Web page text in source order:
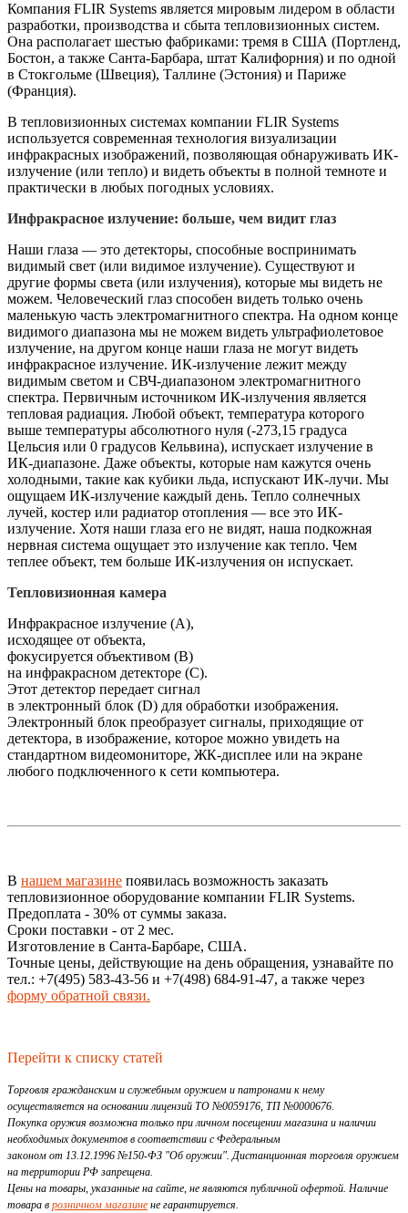
Компания FLIR Systems является мировым лидером в области
разработки, производства и сбыта тепловизионных систем.
Она располагает шестью фабриками: тремя в США (Портленд,
Бостон, а также Санта-Барбара, штат Калифорния) и по одной
в Стокгольме (Швеция), Таллине (Эстония) и Париже
(Франция).
В тепловизионных системах компании FLIR Systems
используется современная технология визуализации
инфракрасных изображений, позволяющая обнаруживать ИК-
излучение (или тепло) и видеть объекты в полной темноте и
практически в любых погодных условиях.
Инфракрасное излучение: больше, чем видит глаз
Наши глаза — это детекторы, способные воспринимать
видимый свет (или видимое излучение). Существуют и
другие формы света (или излучения), которые мы видеть не
можем. Человеческий глаз способен видеть только очень
маленькую часть электромагнитного спектра. На одном конце
видимого диапазона мы не можем видеть ультрафиолетовое
излучение, на другом конце наши глаза не могут видеть
инфракрасное излучение. ИК-излучение лежит между
видимым светом и СВЧ-диапазоном электромагнитного
спектра. Первичным источником ИК-излучения является
тепловая радиация. Любой объект, температура которого
выше температуры абсолютного нуля (-273,15 градуса
Цельсия или 0 градусов Кельвина), испускает излучение в
ИК-диапазоне. Даже объекты, которые нам кажутся очень
холодными, такие как кубики льда, испускают ИК-лучи. Мы
ощущаем ИК-излучение каждый день. Тепло солнечных
лучей, костер или радиатор отопления — все это ИК-
излучение. Хотя наши глаза его не видят, наша подкожная
нервная система ощущает это излучение как тепло. Чем
теплее объект, тем больше ИК-излучения он испускает.
Тепловизионная камера
Инфракрасное излучение (A),
исходящее от объекта,
фокусируется объективом (B)
на инфракрасном детекторе (C).
Этот детектор передает сигнал
в электронный блок (D) для обработки изображения.
Электронный блок преобразует сигналы, приходящие от
детектора, в изображение, которое можно увидеть на
стандартном видеомониторе, ЖК-дисплее или на экране
любого подключенного к сети компьютера.
В нашем магазине появилась возможность заказать
тепловизионное оборудование компании FLIR Systems.
Предоплата - 30% от суммы заказа.
Сроки поставки - от 2 мес.
Изготовление в Санта-Барбаре, США.
Точные цены, действующие на день обращения, узнавайте по
тел.: +7(495) 583-43-56 и +7(498) 684-91-47, а также через
форму обратной связи.
Перейти к списку статей
Торговля гражданским и служебным оружием и патронами к нему
осуществляется на основании лицензий ТО №0059176, ТП №0000676.
Покупка оружия возможна только при личном посещении магазина и наличии
необходимых документов в соответствии с Федеральным
законом от 13.12.1996 №150-ФЗ "Об оружии". Дистанционная торговля оружием
на территории РФ запрещена.
Цены на товары, указанные на сайте, не являются публичной офертой. Наличие
товара в розничном магазине не гарантируется.